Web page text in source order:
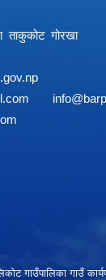
गाउँपालिका गाउँ